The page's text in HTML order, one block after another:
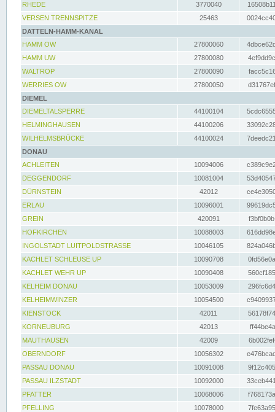
RHEDE
3770040
VERSEN TRENNSPITZE
25463
DATTELN-HAMM-KANAL
HAMM OW
27800060
HAMM UW
27800080
WALTROP
27800090
WERRIES OW
27800050
DIEMEL
DIEMELTALSPERRE
44100104
HELMINGHAUSEN
44100206
WILHELMSBRÜCKE
44100024
DONAU
ACHLEITEN
10094006
DEGGENDORF
10081004
DÜRNSTEIN
42012
ERLAU
10096001
GREIN
420091
HOFKIRCHEN
10088003
INGOLSTADT LUITPOLDSTRASSE
10046105
KACHLET SCHLEUSE UP
10090708
KACHLET WEHR UP
10090408
KELHEIM DONAU
10053009
KELHEIMWINZER
10054500
KIENSTOCK
42011
KORNEUBURG
42013
MAUTHAUSEN
42009
OBERNDORF
10056302
PASSAU DONAU
10091008
PASSAU ILZSTADT
10092000
PFATTER
10068006
PFELLING
10078000